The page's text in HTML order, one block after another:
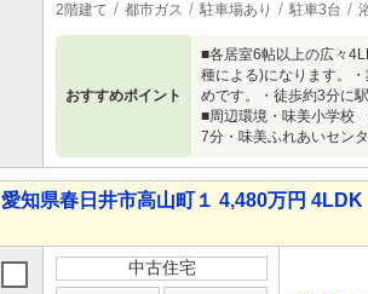
2階建て 都市ガス 駐車場あり 駐車3台
おすすめポイント
■各居室6帖以上の広々
種による)になります。
めです。・徒歩約3分に
■周辺環境・味美小学
7分・味美ふれあいセン
愛知県春日井市高山町１ 4,480万円 4LDK
中古住宅